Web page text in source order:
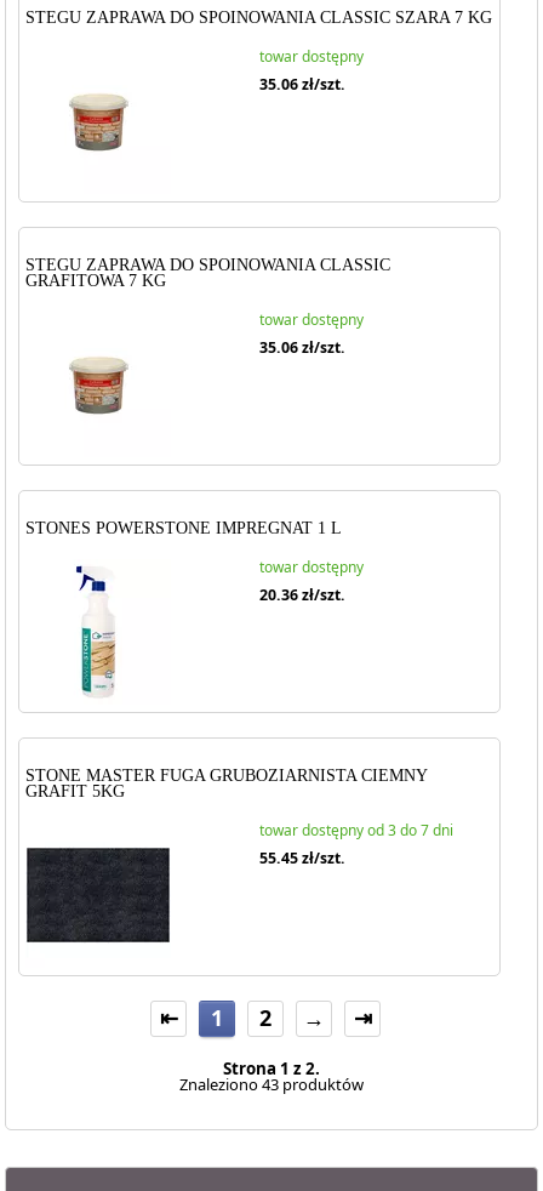
STEGU ZAPRAWA DO SPOINOWANIA CLASSIC SZARA 7 KG
towar dostępny
35.06zł/szt.
STEGU ZAPRAWA DO SPOINOWANIA CLASSIC
GRAFITOWA 7 KG
towar dostępny
35.06zł/szt.
STONES POWERSTONE IMPREGNAT 1 L
towar dostępny
20.36zł/szt.
STONE MASTER FUGA GRUBOZIARNISTA CIEMNY
GRAFIT 5KG
towar dostępny od 3 do 7 dni
55.45zł/szt.
⇤ 1 2 → ⇥
Strona 1 z 2.
Znaleziono 43 produktów